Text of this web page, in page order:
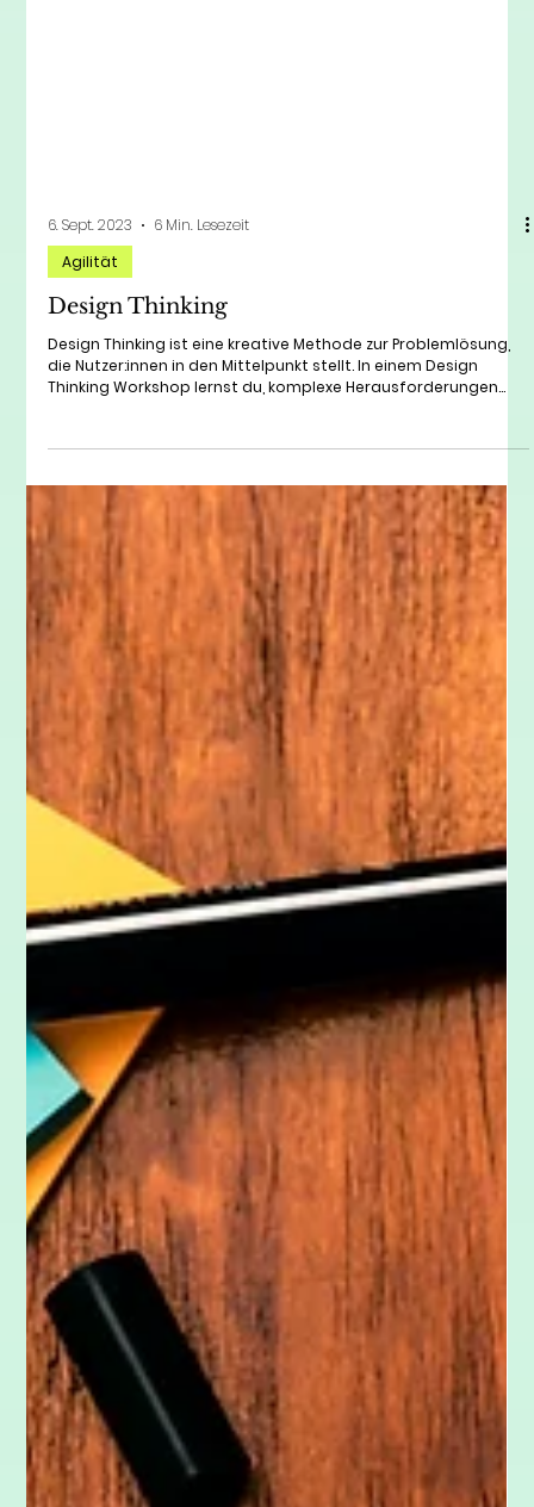
6 Min. Lesezeit
Agilität
Design Thinking
Design Thinking ist eine kreative Methode zur Problemlösung,
die Nutzer:innen in den Mittelpunkt stellt. In einem Design
Thinking Workshop lernst du, komplexe Herausforderungen
strukturiert in sechs Phasen zu bearbeiten: Verstehen,
Beobachten, Definieren, Ideen entwickeln, Prototypen bauen
und Testen. Praxisbeispiele zeigen, wie Unternehmen mit
Design Thinking innovative Produkte und Services entwickeln.
So wird Kreativität zur treibenden Kraft für echte Innovation.